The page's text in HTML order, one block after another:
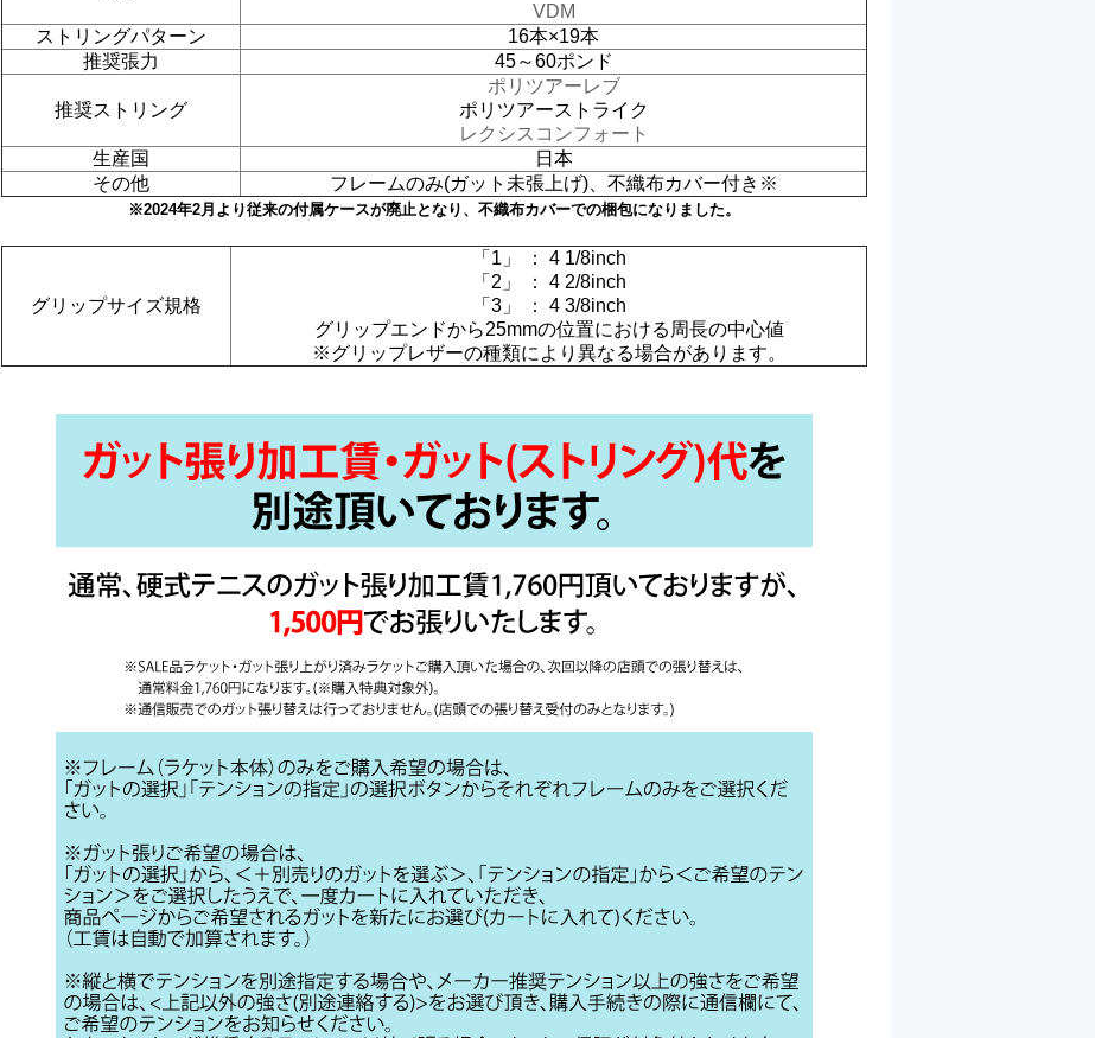
VDM
ストリングパターン
16本×19本
推奨張力
45～60ポンド
推奨ストリング
ポリツアーレブ
ポリツアーストライク
レクシスコンフォート
生産国
日本
その他
フレームのみ(ガット未張上げ)、不織布カバー付き※
※2024年2月より従来の付属ケースが廃止となり、不織布カバーでの梱包になりました。
グリップサイズ規格
「1」 ： 4 1/8inch
「2」 ： 4 2/8inch
「3」 ： 4 3/8inch
グリップエンドから25mmの位置における周長の中心値
※グリップレザーの種類により異なる場合があります。